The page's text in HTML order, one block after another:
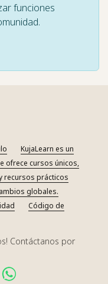
funciones
KujaLearn es un
ofrece cursos únicos,
recursos prácticos
globales.
Código de
Contáctanos por